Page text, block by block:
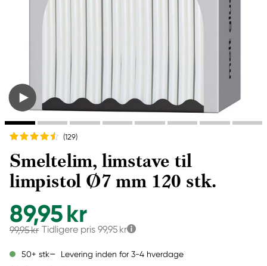
(129)
Smeltelim, limstave til
limpistol Ø7 mm 120 stk.
89,95 kr
99,95 kr Tidligere pris 99,95 kr
50+ stk Levering inden for 3-4 hverdage